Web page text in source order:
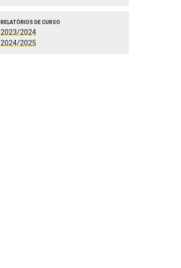
Relatórios de Curso
2023/2024
2024/2025